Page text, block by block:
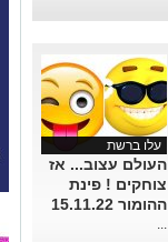
עלו ברשת
העולם עצוב... אז
צוחקים ! פינת
ההומור 15.11.22
...